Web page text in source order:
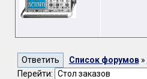
Список форумов»
Перейти: